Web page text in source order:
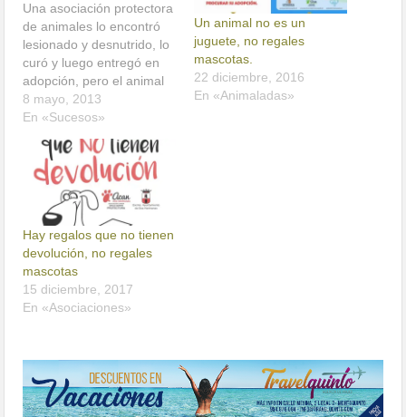
Una asociación protectora
de animales lo encontró
lesionado y desnutrido, lo
curó y luego entregó en
adopción, pero el animal
tenía dueño Un juzgado
de Sevilla ha archivado la
apropiación indebida de
un gatito, que una
asociación protectora de
animales encontró
lesionado y desnutrido, lo
curó y…
8 mayo, 2013
En «Sucesos»
Un animal no es un
juguete, no regales
mascotas.
22 diciembre, 2016
En «Animaladas»
Hay regalos que no tienen
devolución, no regales
mascotas
15 diciembre, 2017
En «Asociaciones»